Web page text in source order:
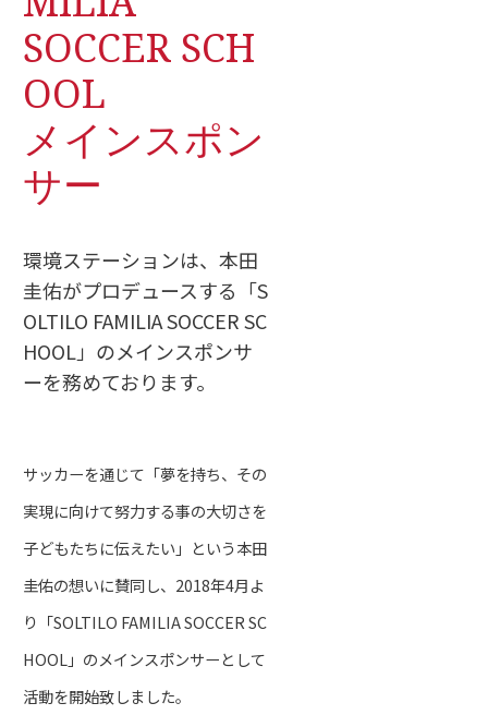
SOCCER SCH
OOL
メインスポン
サー
環境ステーションは、本田
圭佑がプロデュースする「S
OLTILO FAMILIA SOCCER SC
HOOL」のメインスポンサ
ーを務めております。
サッカーを通じて「夢を持ち、その
実現に向けて努力する事の大切さを
子どもたちに伝えたい」という本田
圭佑の想いに賛同し、2018年4月よ
り「SOLTILO FAMILIA SOCCER SC
HOOL」のメインスポンサーとして
活動を開始致しました。